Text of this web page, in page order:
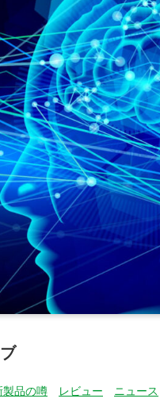
製品の噂 レビュー ニュース